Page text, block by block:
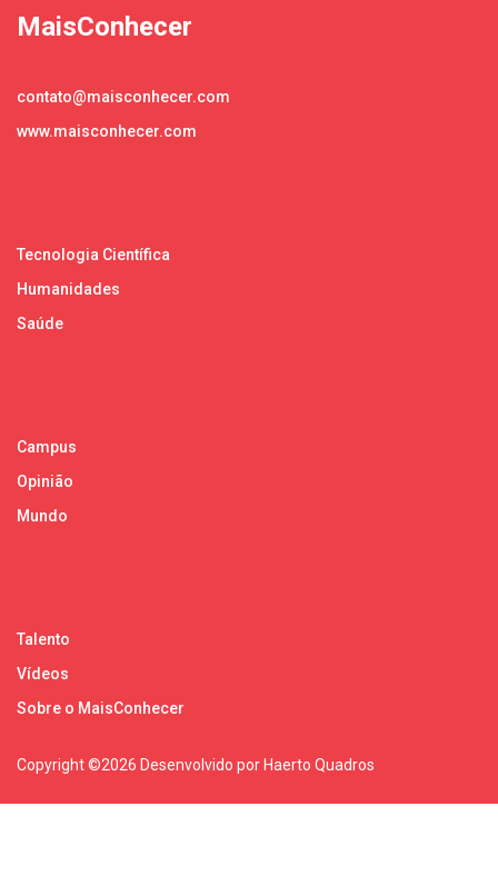
MaisConhecer
contato@maisconhecer.com
www.maisconhecer.com
Tecnologia Científica
Humanidades
Saúde
Campus
Opinião
Mundo
Talento
Vídeos
Sobre o MaisConhecer
Copyright ©2026 Desenvolvido por Haerto Quadros